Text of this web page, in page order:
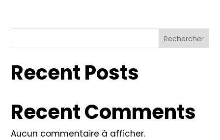
Rechercher
Recent Posts
Recent Comments
Aucun commentaire à afficher.